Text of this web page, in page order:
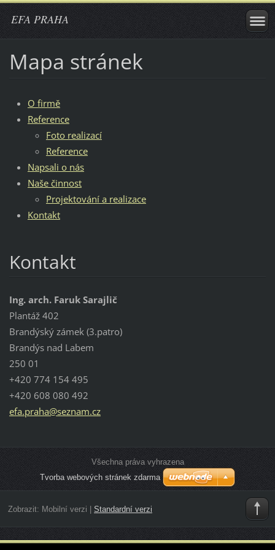
EFA PRAHA
Mapa stránek
O firmě
Reference
Foto realizací
Reference
Napsali o nás
Naše činnost
Projektování a realizace
Kontakt
Kontakt
Ing. arch. Faruk Sarajlič
Plantáž 402
Brandýský zámek (3.patro)
Brandýs nad Labem
250 01
+420 774 154 495
+420 608 080 492
efa.praha@seznam.cz
Všechna práva vyhrazena
Tvorba webových stránek zdarma
Zobrazit: Mobilní verzi Standardní verzi